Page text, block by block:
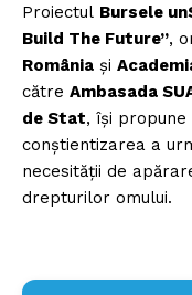
Proiectul Bursele
Build The Future”,
România și
către Ambasada
de Stat, își propune
conștientizarea a
necesității de
drepturilor omului.